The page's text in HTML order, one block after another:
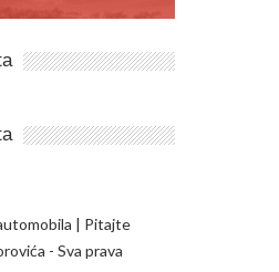
| Pitajte
- Sva prava